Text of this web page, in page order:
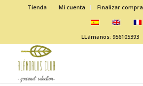
Tienda Mi cuenta Finalizar compra
LLámanos: 956105393